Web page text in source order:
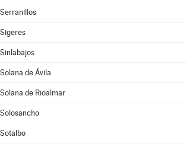
Serranillos
Sigeres
Sinlabajos
Solana de Ávila
Solana de Rioalmar
Solosancho
Sotalbo